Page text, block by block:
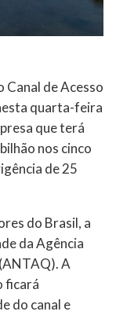
Canal de Acesso
quarta-feira
que terá
nos cinco
de 25
do Brasil, a
da Agência
A
ficará
do canal e